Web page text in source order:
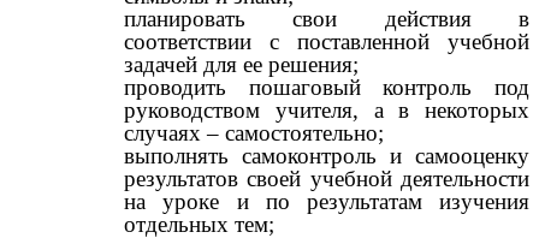
планировать свои действия в
соответствии с поставленной учебной
задачей для ее решения;
проводить пошаговый контроль под
руководством учителя, а в некоторых
случаях – самостоятельно;
выполнять самоконтроль и самооценку
результатов своей учебной деятельности
на уроке и по результатам изучения
отдельных тем;